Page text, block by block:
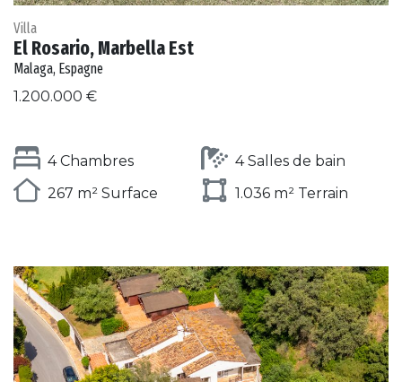
Villa
El Rosario, Marbella Est
Malaga, Espagne
1.200.000 €
4 Chambres
4 Salles de bain
267 m² Surface
1.036 m² Terrain